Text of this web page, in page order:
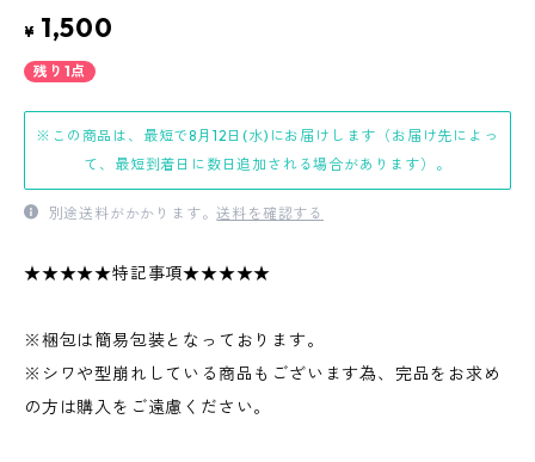
¥ 1,500
残り1点
※この商品は、最短で8月12日(水)にお届けします（お届け先によっ
て、最短到着日に数日追加される場合があります）。
別途送料がかかります。送料を確認する
★★★★★特記事項★★★★★
※梱包は簡易包装となっております。
※シワや型崩れしている商品もございます為、完品をお求め
の方は購入をご遠慮ください。